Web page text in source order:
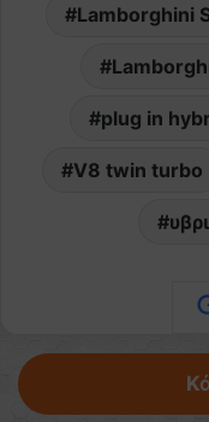
Lamborghini
plug in
V8 twin turbo